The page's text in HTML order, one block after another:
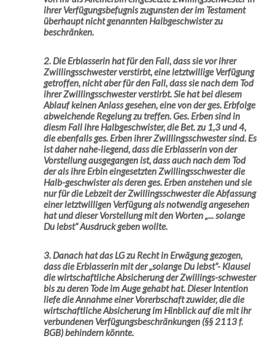
ihrer Verfügungsbefugnis zugunsten der im Testament
überhaupt nicht genannten Halbgeschwister zu
beschränken.
2. Die Erblasserin hat für den Fall, dass sie vor ihrer
Zwillingsschwester verstirbt, eine letztwillige Verfügung
getroffen, nicht aber für den Fall, dass sie nach dem Tod
ihrer Zwillingsschwester verstirbt. Sie hat bei diesem
Ablauf keinen Anlass gesehen, eine von der ges. Erbfolge
abweichende Regelung zu treffen. Ges. Erben sind in
diesm Fall ihre Halbgeschwister, die Bet. zu 1,3 und 4,
die ebenfalls ges. Erben ihrer Zwillingsschwester sind. Es
ist daher nahe-liegend, dass die Erblasserin von der
Vorstellung ausgegangen ist, dass auch nach dem Tod
der als ihre Erbin eingesetzten Zwillingsschwester die
Halb-geschwister als deren ges. Erben anstehen und sie
nur für die Lebzeit der Zwillingsschwester die Abfassung
einer letztwilligen Verfügung als notwendig angesehen
hat und dieser Vorstellung mit den Worten „... solange
Du lebst“ Ausdruck geben wollte.
3. Danach hat das LG zu Recht in Erwägung gezogen,
dass die Erblasserin mit der „solange Du lebst“- Klausel
die wirtschaftliche Absicherung der Zwillings-schwester
bis zu deren Tode im Auge gehabt hat. Dieser Intention
liefe die Annahme einer Vorerbschaft zuwider, die die
wirtschaftliche Absicherung im Hinblick auf die mit ihr
verbundenen Verfügungsbeschränkungen (§§ 2113 f.
BGB) behindern könnte.